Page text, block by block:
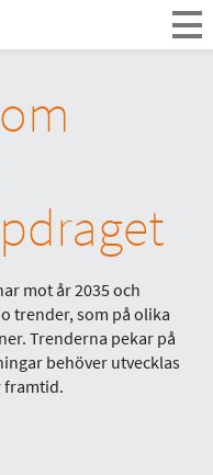
mot år 2035 och
trender, som på olika
Trenderna pekar på
behöver utvecklas
framtid.